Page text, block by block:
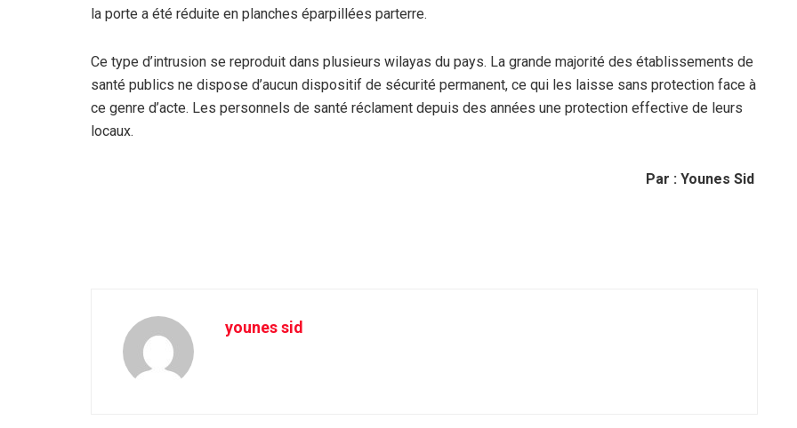
la porte a été réduite en planches éparpillées parterre.
Ce type d’intrusion se reproduit dans plusieurs wilayas du pays. La grande majorité des établissements de
santé publics ne dispose d’aucun dispositif de sécurité permanent, ce qui les laisse sans protection face à
ce genre d’acte. Les personnels de santé réclament depuis des années une protection effective de leurs
locaux.
Par : Younes Sid
younes sid